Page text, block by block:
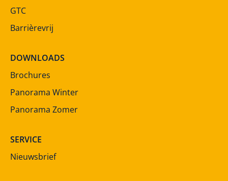
GTC
Barrièrevrij
DOWNLOADS
Brochures
Panorama Winter
Panorama Zomer
SERVICE
Nieuwsbrief